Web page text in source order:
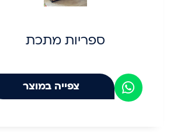
ספריות מתכת
צפייה במוצר